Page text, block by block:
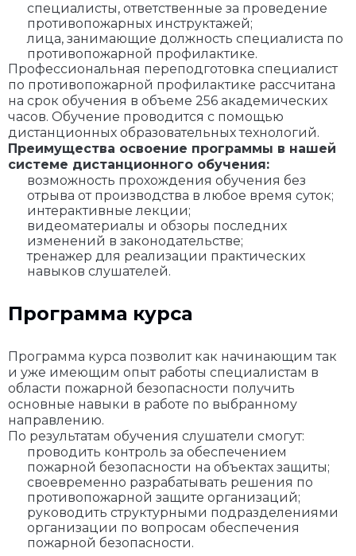
специалисты, ответственные за проведение
противопожарных инструктажей;
лица, занимающие должность специалиста по
противопожарной профилактике.
Профессиональная переподготовка специалист
по противопожарной профилактике рассчитана
на срок обучения в объеме 256 академических
часов. Обучение проводится с помощью
дистанционных образовательных технологий.
Преимущества освоение программы в нашей
системе дистанционного обучения:
возможность прохождения обучения без
отрыва от производства в любое время суток;
интерактивные лекции;
видеоматериалы и обзоры последних
изменений в законодательстве;
тренажер для реализации практических
навыков слушателей.
Программа курса
Программа курса позволит как начинающим так
и уже имеющим опыт работы специалистам в
области пожарной безопасности получить
основные навыки в работе по выбранному
направлению.
По результатам обучения слушатели смогут:
проводить контроль за обеспечением
пожарной безопасности на объектах защиты;
своевременно разрабатывать решения по
противопожарной защите организаций;
руководить структурными подразделениями
организации по вопросам обеспечения
пожарной безопасности.